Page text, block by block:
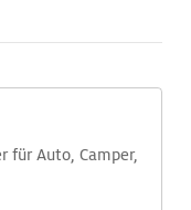
für Auto, Camper,